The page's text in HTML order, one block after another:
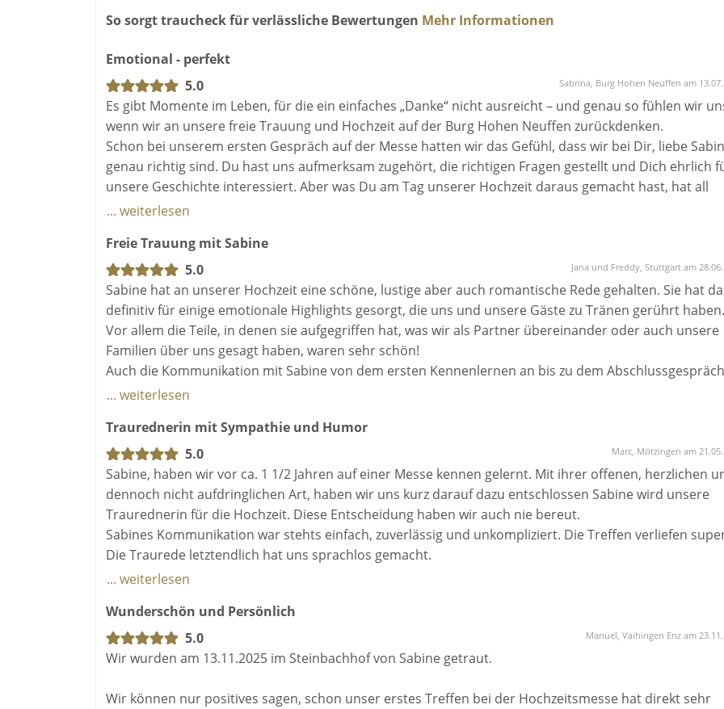
In unseren Gesprächen bekomme ich ein Gefühl für euch, das sich in Wortbildern, mit viel Witz und
Charme und einer wohligen Vertrautheit in eurer Traurede wieder findet.
Genau das sind wir.“
Mit ganz viel Spaß und in entspannter Atmosphäre entsteht ein Ritual, ein Trauspruch und vielleicht
euer Eheversprechen.Mag sein, dass ihr während der Rede einen neuen Blickwinkel auf eure Beziehung
bekommt?!Lehnt euch zurück und genießt gemeinsam mit euren lieben Gästen eure Freie
wie einen Lieblingsfilm im Kino – in dem ihr die Hauptdarsteller seid.
Ich verspreche euch, engagiert, achtsam und wortgewandt den Kern eurer Geschichte und das, was
euch lieb und teuer ist, in eine Sprache zu kleiden, die von Herzen kommt.
Trauung, sondern eine Rede, die Kraft gibt.
Wesen, in eurem Herzen.
Gemeinsam machen wir eure Freie Trauung und euer JA zu einem einzigartigen unvergesslichen
Moment in eurem Leben!
Schreibt ihr mir eine Nachricht? Ich bin schon sehr gespannt euch kennenzulernen!
Sagt JA zueinander! Mehr Liebe braucht die Welt.
Eure Redekünstlerin Sabine
So sorgt traucheck für verlässliche Bewertungen Mehr Informationen
Emotional - perfekt
5.0
Sabrina, Burg Hohen Neuffen am
Es gibt Momente im Leben, für die ein einfaches „Danke“ nicht ausreicht – und genau so fühlen wir
wenn wir an unsere freie Trauung und Hochzeit auf der Burg Hohen Neuffen zurückdenken.
Schon bei unserem ersten Gespräch auf der Messe hatten wir das Gefühl, dass wir bei Dir, liebe
genau richtig sind. Du hast uns aufmerksam zugehört, die richtigen Fragen gestellt und Dich ehrlich
unsere Geschichte interessiert. Aber was Du am Tag unserer Hochzeit daraus gemacht hast, hat all
unsere Vorstellungen übertroffen.
Du hast unsere Geschichte mit so viel Liebe spürbar gemacht. Jeder Satz hat sich nach uns angefühlt.
Wir haben gelacht, wir waren gerührt und an vielen Stellen einfach sprachlos. Du hast unserer
Zeremonie eine Wärme, Leichtigkeit und Tiefe gegeben, die wir niemals vergessen werden. Jeder
einzelne Moment hat sich so echt angefühlt.
Von Herzen danken wir Dir für Deine Zeit, Deine Mühe und die Liebe, die Du in jede Zeile gesteckt hast.
Wir sind unendlich dankbar, dass Du Teil unseres schönsten Tages warst.
... weiterlesen
Freie Trauung mit Sabine
5.0
Jana und Freddy, Stuttgart am
Sabine hat an unserer Hochzeit eine schöne, lustige aber auch romantische Rede gehalten. Sie hat
definitiv für einige emotionale Highlights gesorgt, die uns und unsere Gäste zu Tränen gerührt haben.
Vor allem die Teile, in denen sie aufgegriffen hat, was wir als Partner übereinander oder auch unsere
Familien über uns gesagt haben, waren sehr schön!
Auch die Kommunikation mit Sabine von dem ersten Kennenlernen an bis zu dem Abschlussgespräch
kurz vor der Hochzeit lief immer professionell und zuverlässig ab. Die Treffen mit ihr waren sehr
Auch die Hilfestellungen zur Trauspruchfindung etc. haben uns die Vorbereitung erleichtert! Wir
sie an jeden weiterempfehlen, der eine lockere und entspannte Traurednerin sucht, die für jeden
Moment und jedes Thema die richtigen Worte findet.
... weiterlesen
Traurednerin mit Sympathie und Humor
5.0
Marc, Mötzingen am
Sabine, haben wir vor ca. 1 1/2 Jahren auf einer Messe kennen gelernt. Mit ihrer offenen, herzlichen
dennoch nicht aufdringlichen Art, haben wir uns kurz darauf dazu entschlossen Sabine wird unsere
Traurednerin für die Hochzeit. Diese Entscheidung haben wir auch nie bereut.
Sabines Kommunikation war stehts einfach, zuverlässig und unkompliziert. Die Treffen verliefen
Die Traurede letztendlich hat uns sprachlos gemacht.
Inhaltlich der perfekte Mix für uns, 1/3 unsere Geschichte, 1/3 Emotionen, 1/3 Humor. Wir haben
Sabine können wir nur wärmstens, an alle Brautpaare die noch auf der Suche nach einer Traurednerin
sind, empfehlen.
... weiterlesen
Wunderschön und Persönlich
5.0
Manuel, Vaihingen Enz am
Wir wurden am 13.11.2025 im Steinbachhof von Sabine getraut.
Wir können nur positives sagen, schon unser erstes Treffen bei der Hochzeitsmesse hat direkt sehr